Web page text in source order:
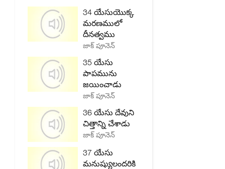
34 యేసుయొక్క
మరణములో
దీనత్వము
జాక్ పూనెన్
35 యేసు
పాపమును
జయించాడు
జాక్ పూనెన్
36 యేసు దేవుని
చిత్తాన్ని చేశాడు
జాక్ పూనెన్
37 యేసు
మనుష్యులందరికి